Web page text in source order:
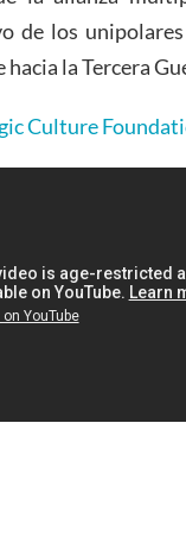
de los
la Tercera
Culture